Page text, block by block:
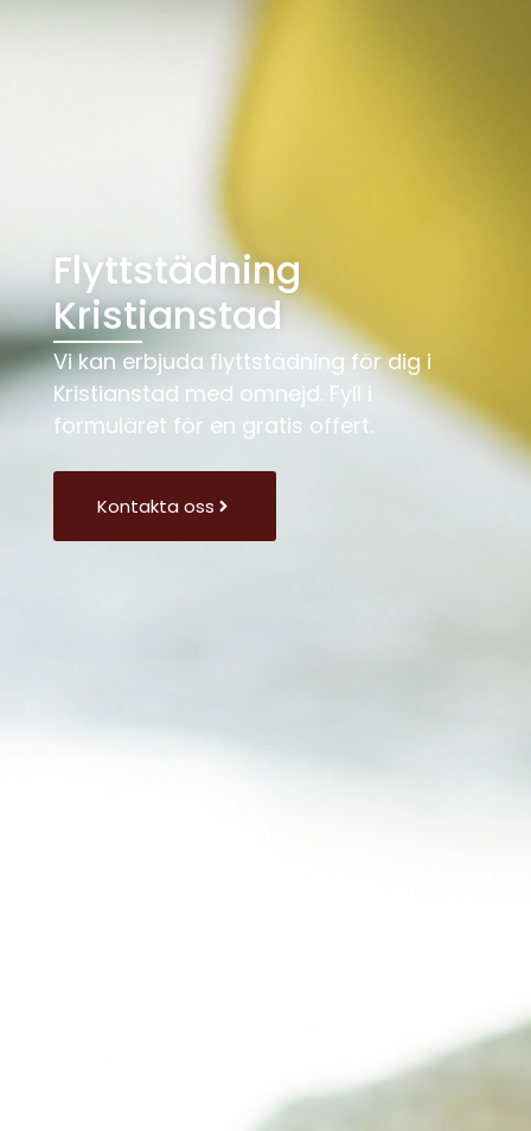
Flyttstädning
Kristianstad
Vi kan erbjuda flyttstädning för dig i
Kristianstad med omnejd. Fyll i
formuläret för en gratis offert.
Kontakta oss